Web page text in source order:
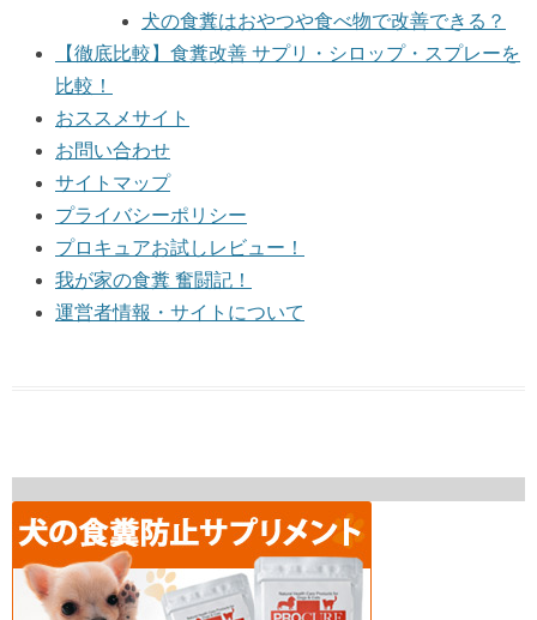
犬の食糞はおやつや食べ物で改善できる？
【徹底比較】食糞改善 サプリ・シロップ・スプレーを
比較！
おススメサイト
お問い合わせ
サイトマップ
プライバシーポリシー
プロキュアお試しレビュー！
我が家の食糞 奮闘記！
運営者情報・サイトについて